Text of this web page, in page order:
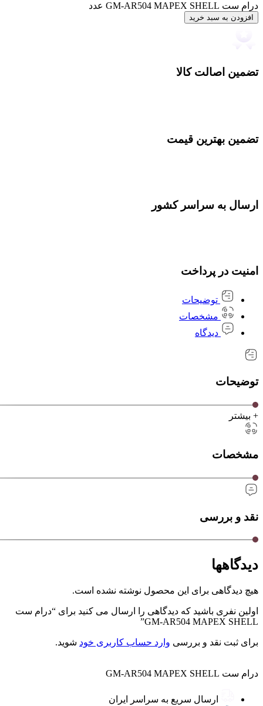
درام ست GM-AR504 MAPEX SHELL عدد
افزودن به سبد خرید
تضمین اصالت کالا
تضمین بهترین قیمت
ارسال به سراسر کشور
امنیت در پرداخت
توضیحات
مشخصات
دیدگاه
توضیحات
+ بیشتر
مشخصات
نقد و بررسی
دیدگاهها
هیچ دیدگاهی برای این محصول نوشته نشده است.
اولین نفری باشید که دیدگاهی را ارسال می کنید برای “درام ست
GM-AR504 MAPEX SHELL”
برای ثبت نقد و بررسی وارد حساب کاربری خود شوید.
درام ست GM-AR504 MAPEX SHELL
ارسال سریع به سراسر ایران